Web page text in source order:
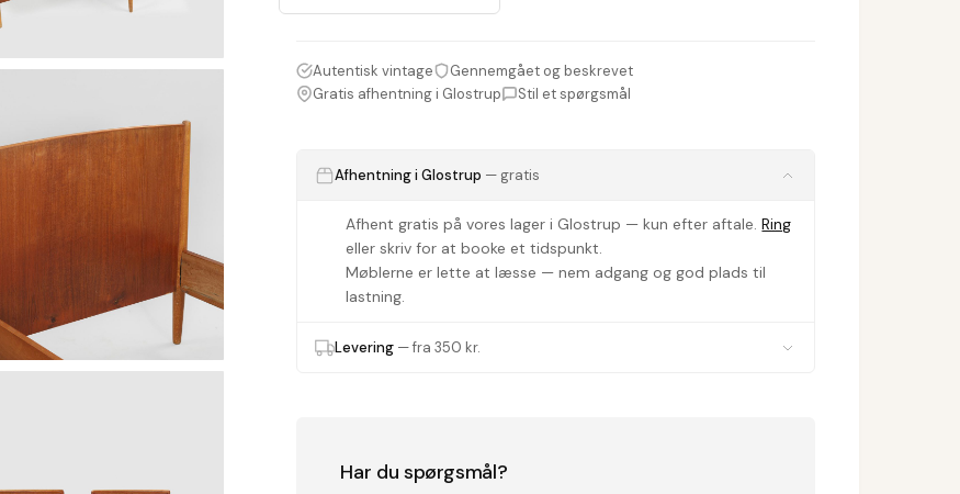
Autentisk vintage
Gennemgået og beskrevet
Gratis afhentning i Glostrup
Stil et spørgsmål
Afhentning i Glostrup — gratis
Afhent gratis på vores lager i Glostrup — kun efter aftale.Ring
eller skriv for at booke et tidspunkt.
Møblerne er lette at læsse — nem adgang og god plads til
lastning.
Levering — fra 350 kr.
Har du spørgsmål?